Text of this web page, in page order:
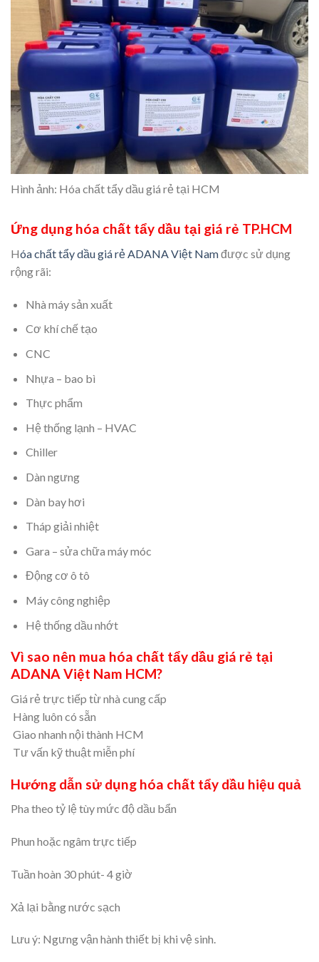
Hình ảnh: Hóa chất tẩy dầu giá rẻ tại HCM
Ứng dụng hóa chất tẩy dầu tại giá rẻ TP.HCM
Hóa chất tẩy dầu giá rẻ ADANA Việt Namđược sử dụng
rộng rãi:
Nhà máy sản xuất
Cơ khí chế tạo
CNC
Nhựa – bao bì
Thực phẩm
Hệ thống lạnh – HVAC
Chiller
Dàn ngưng
Dàn bay hơi
Tháp giải nhiệt
Gara – sửa chữa máy móc
Động cơ ô tô
Máy công nghiệp
Hệ thống dầu nhớt
Vì sao nên mua hóa chất tẩy dầu giá rẻ tại
ADANA Việt Nam HCM?
Giá rẻ trực tiếp từ nhà cung cấp
Hàng luôn có sẵn
Giao nhanh nội thành HCM
Tư vấn kỹ thuật miễn phí
Hướng dẫn sử dụng hóa chất tẩy dầu hiệu quả
Pha theo tỷ lệ tùy mức độ dầu bẩn
Phun hoặc ngâm trực tiếp
Tuần hoàn 30 phút- 4 giờ
Xả lại bằng nước sạch
Lưu ý: Ngưng vận hành thiết bị khi vệ sinh.